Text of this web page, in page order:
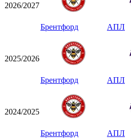
2026/2027
Брентфорд АПЛ
2025/2026
Брентфорд АПЛ
2024/2025
Брентфорд АПЛ